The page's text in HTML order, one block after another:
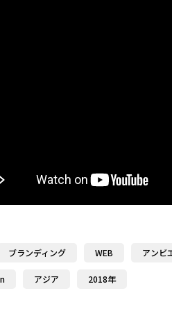
ブランディング WEB アンビ
アジア 2018年